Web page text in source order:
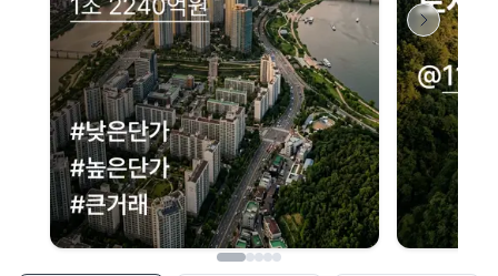
현재 네이버 지도 연결이 원활하지 않아 지도를 불러올 수 없습니다.
이용에 불편을 드려 죄송합니다.
다시 시도